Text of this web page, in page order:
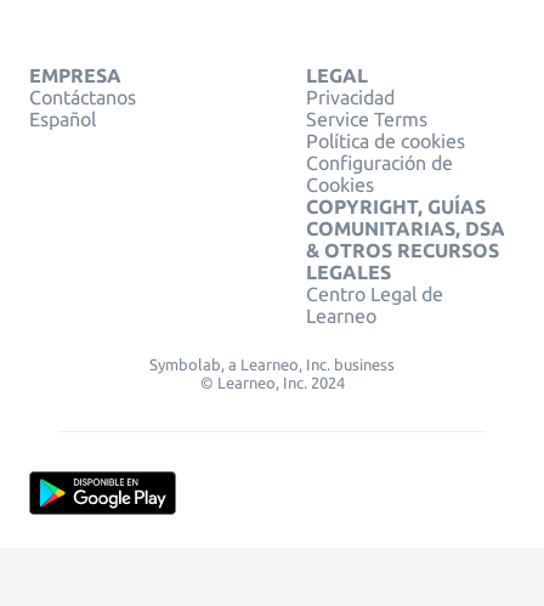
EMPRESA
Contáctanos
Español
LEGAL
Privacidad
Service Terms
Política de cookies
Configuración de
Cookies
COPYRIGHT, GUÍAS
COMUNITARIAS, DSA
& OTROS RECURSOS
LEGALES
Centro Legal de
Learneo
Symbolab, a Learneo, Inc. business
© Learneo, Inc. 2024